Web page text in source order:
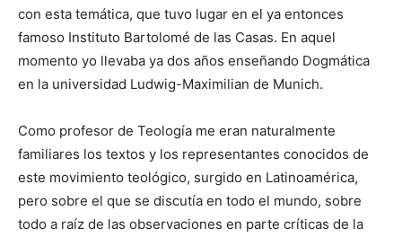
con esta temática, que tuvo lugar en el ya entonces
famoso Instituto Bartolomé de las Casas. En aquel
momento yo llevaba ya dos años enseñando Dogmática
en la universidad Ludwig-Maximilian de Munich.
Como profesor de Teología me eran naturalmente
familiares los textos y los representantes conocidos de
este movimiento teológico, surgido en Latinoamérica,
pero sobre el que se discutía en todo el mundo, sobre
todo a raíz de las observaciones en parte críticas de la